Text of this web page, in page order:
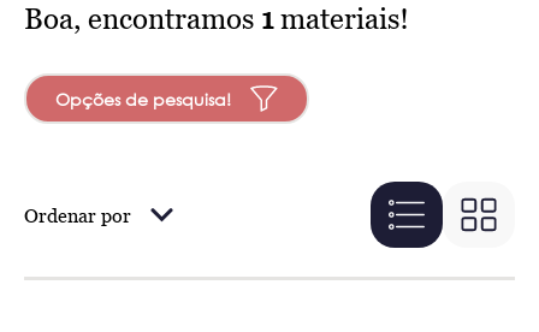
Boa, encontramos 1materiais!
Opções de pesquisa!
Ordenar por